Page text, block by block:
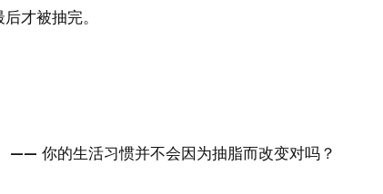
才被抽完。
—— 你的生活习惯并不会因为抽脂而改变对吗？